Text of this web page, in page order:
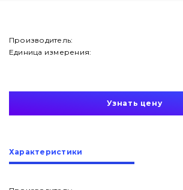
Производитель:
Единица измерения:
Узнать цену
Характеристики